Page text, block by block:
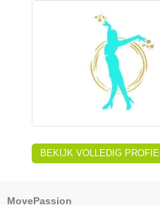
BEKIJK VOLLEDIG PROFIEL
MovePassion